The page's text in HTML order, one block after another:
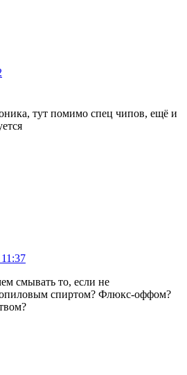
тут помимо спец чипов, ещё и
смывать то, если не
спиртом? Флюкс-оффом?